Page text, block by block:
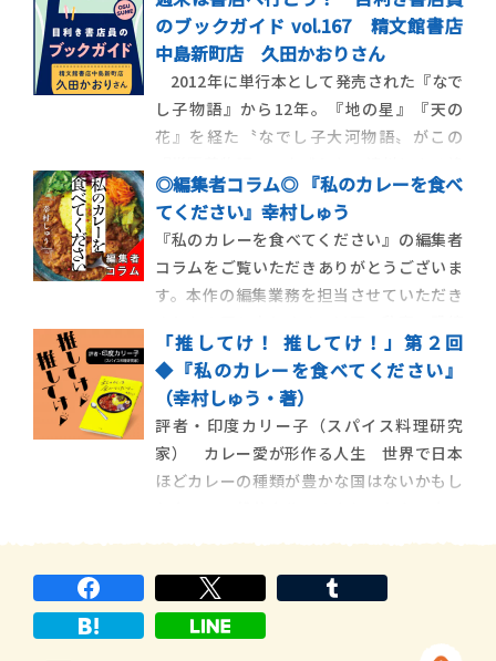
のブックガイド vol.167 精文館書店
中島新町店 久田かおりさん
2012年に単行本として発売された『なで
し子物語』から12年。『地の星』『天の
花』を経た〝なでし子大河物語〟がこの
生で名家として知られる遠藤家に10歳で引
き取られた燿子は18歳で当主の龍治（当時
三十代）と結婚し19歳で娘の瀬里を出産、
現在38歳だ。その燿子は８年前に、夫であ
る龍治
◎編集者コラム◎ 『私のカレーを食べ
てください』幸村しゅう
『私のカレーを食べてください』の編集者
コラムをご覧いただきありがとうございま
す。本作の編集業務を担当させていただき
ですが出版社に入り本に携わる仕事をする
ようになって今年で15年、編集者になって
から数えても気がつけば10年弱の時が経ち
ました。ありがたいことに、これまで色々
な作品の創作
「推してけ！ 推してけ！」第２回
◆『私のカレーを食べてください』
（幸村しゅう・著）
評者・印度カリー子（スパイス料理研究
家） カレー愛が形作る人生 世界で日本
ほどカレーの種類が豊かな国はないかもし
ー……。カレーという一言で括れないほど
広大な料理を愛している国民こそが日本人